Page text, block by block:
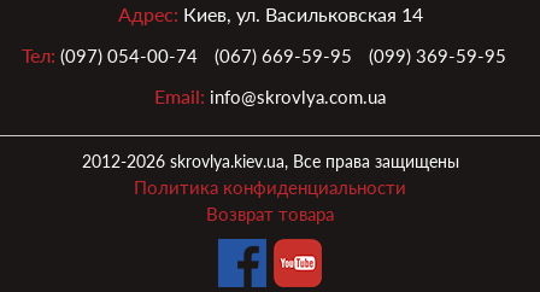
Адрес: Киев, ул. Васильковская 14
Тел: (097) 054-00-74 (067) 669-59-95 (099) 369-59-95
Email: info@skrovlya.com.ua
2012-2026 skrovlya.kiev.ua, Все права защищены
Политика конфиденциальности
Возврат товара